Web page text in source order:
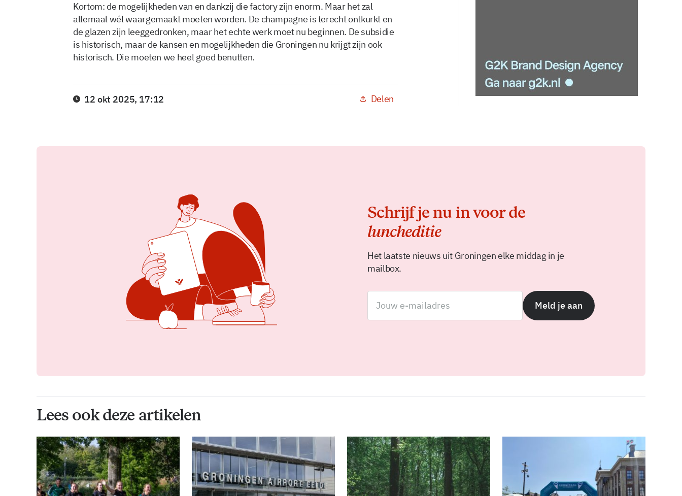
Kortom: de mogelijkheden van en dankzij die factory zijn enorm. Maar het zal
allemaal wél waargemaakt moeten worden. De champagne is terecht ontkurkt en
de glazen zijn leeggedronken, maar het echte werk moet nu beginnen. De subsidie
is historisch, maar de kansen en mogelijkheden die Groningen nu krijgt zijn ook
historisch. Die moeten we heel goed benutten.
12 okt 2025, 17:12 Delen
Schrijf je nu in voor de
luncheditie
Het laatste nieuws uit Groningen elke middag in je
mailbox.
Meld je aan
Lees ook deze artikelen